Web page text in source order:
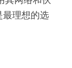
理想的选